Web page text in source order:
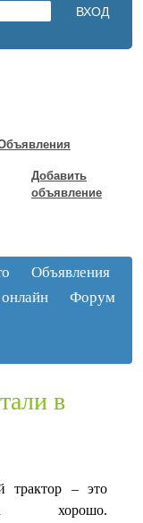
Добавить
объявление
Объявления
Форум
в
трактор – это
хорошо.